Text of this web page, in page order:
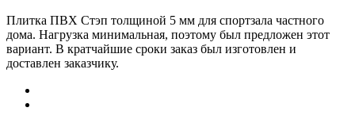
Плитка ПВХ Стэп толщиной 5 мм для спортзала частного
дома. Нагрузка минимальная, поэтому был предложен этот
вариант. В кратчайшие сроки заказ был изготовлен и
доставлен заказчику.